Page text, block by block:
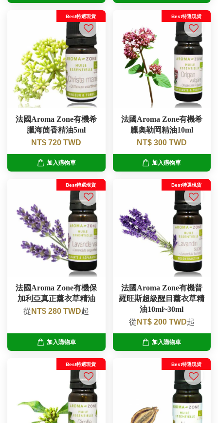
Best特選現貨
法國Aroma Zone有機希
臘海茴香精油5ml
NT$ 720 TWD
加入購物車
Best特選現貨
法國Aroma Zone有機希
臘奧勒岡精油10ml
NT$ 300 TWD
加入購物車
Best特選現貨
法國Aroma Zone有機保
加利亞真正薰衣草精油
從 NT$ 280 TWD起
加入購物車
Best特選現貨
法國Aroma Zone有機普
羅旺斯超級醒目薰衣草精
油10ml~30ml
從 NT$ 200 TWD起
加入購物車
Best特選現貨 Best特選現貨